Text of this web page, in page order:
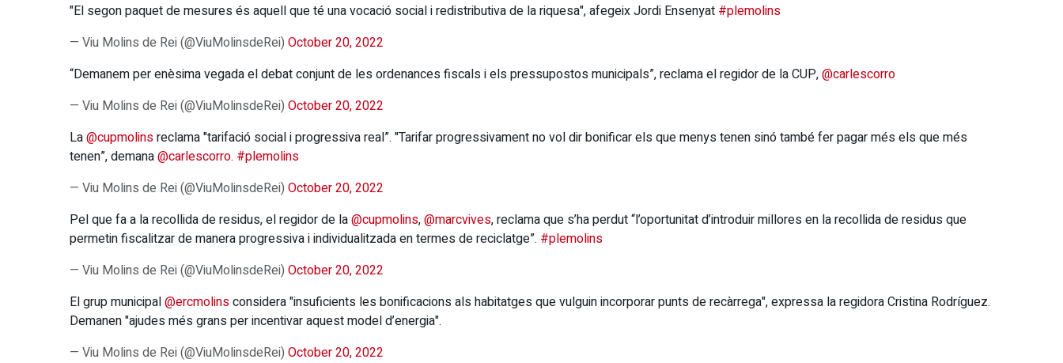
"El segon paquet de mesures és aquell que té una vocació social i redistributiva de la riquesa", afegeix Jordi Ensenyat #plemolins
— Viu Molins de Rei (@ViuMolinsdeRei) October 20, 2022
“Demanem per enèsima vegada el debat conjunt de les ordenances fiscals i els pressupostos municipals”, reclama el regidor de la CUP,@carlescorro
— Viu Molins de Rei (@ViuMolinsdeRei) October 20, 2022
La@cupmolinsreclama "tarifació social i progressiva real”. "Tarifar progressivament no vol dir bonificar els que menys tenen sinó també fer pagar més els que més
tenen”, demana@carlescorro. #plemolins
— Viu Molins de Rei (@ViuMolinsdeRei) October 20, 2022
Pel que fa a la recollida de residus, el regidor de la@cupmolins,@marcvives, reclama que s’ha perdut “l’oportunitat d’introduir millores en la recollida de residus que
permetin fiscalitzar de manera progressiva i individualitzada en termes de reciclatge”. #plemolins
— Viu Molins de Rei (@ViuMolinsdeRei) October 20, 2022
El grup municipal@ercmolinsconsidera "insuficients les bonificacions als habitatges que vulguin incorporar punts de recàrrega", expressa la regidora Cristina Rodríguez.
Demanen "ajudes més grans per incentivar aquest model d’energia".
— Viu Molins de Rei (@ViuMolinsdeRei) October 20, 2022